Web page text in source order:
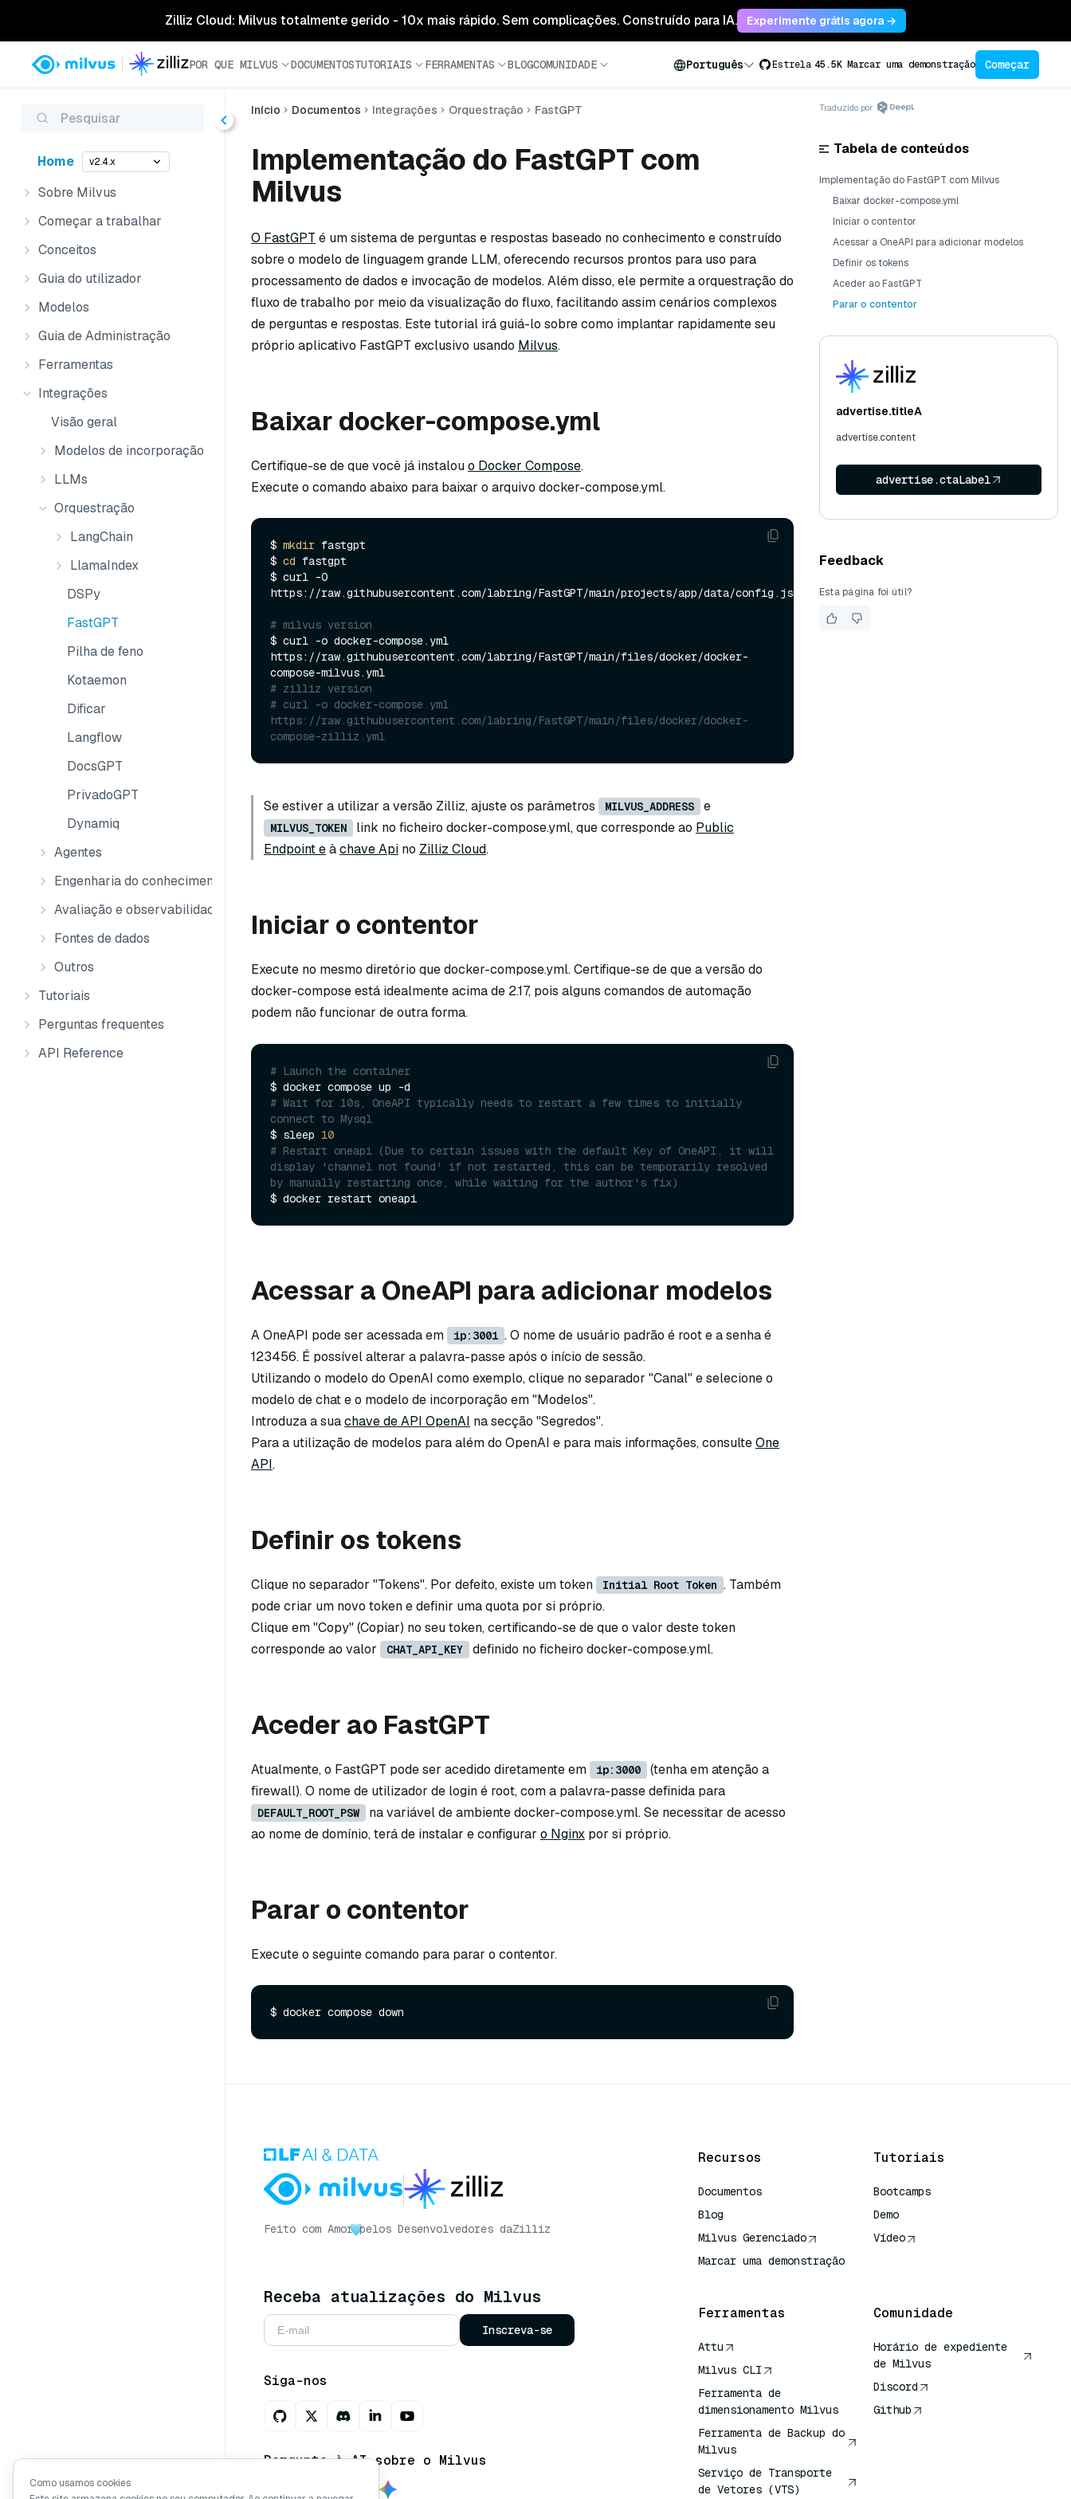
Zilliz Cloud: Milvus totalmente gerido - 10x mais rápido. Sem complicações. Construído para IA. Experimente grátis agora →
POR QUE MILVUS DOCUMENTOSTUTORIAIS FERRAMENTAS BLOGCOMUNIDADE Português Estrela 45.5K Marcar uma demonstração Começar
Pesquisar
Home v2.4.x
Sobre Milvus
Começar a trabalhar
Conceitos
Guia do utilizador
Modelos
Guia de Administração
Ferramentas
Integrações
Visão geral
Modelos de incorporação
LLMs
Orquestração
LangChain
LlamaIndex
DSPy
FastGPT
Pilha de feno
Kotaemon
Dificar
Langflow
DocsGPT
PrivadoGPT
Dynamiq
Agentes
Engenharia do conhecimento
Avaliação e observabilidade
Fontes de dados
Outros
Tutoriais
Perguntas frequentes
API Reference
Início Documentos Integrações Orquestração FastGPT
Implementação do FastGPT com
Milvus
O FastGPT é um sistema de perguntas e respostas baseado no conhecimento e construído
sobre o modelo de linguagem grande LLM, oferecendo recursos prontos para uso para
processamento de dados e invocação de modelos. Além disso, ele permite a orquestração do
fluxo de trabalho por meio da visualização do fluxo, facilitando assim cenários complexos
de perguntas e respostas. Este tutorial irá guiá-lo sobre como implantar rapidamente seu
próprio aplicativo FastGPT exclusivo usando Milvus.
Baixar docker-compose.yml
Certifique-se de que você já instalouo Docker Compose.
Execute o comando abaixo para baixar o arquivo docker-compose.yml.
$ mkdir fastgpt
$ cd fastgpt
$ curl -O
https://raw.githubusercontent.com/labring/FastGPT/main/projects/app/data/config.json
# milvus version
$ curl -o docker-compose.yml
https://raw.githubusercontent.com/labring/FastGPT/main/files/docker/docker-
# zilliz version
# curl -o docker-compose.yml
https://raw.githubusercontent.com/labring/FastGPT/main/files/docker/docker-
compose-zilliz.yml
Se estiver a utilizar a versão Zilliz, ajuste os parâmetros MILVUS_ADDRESS e
MILVUS_TOKEN link no ficheiro docker-compose.yml, que corresponde ao Public
Endpoint eàchave Apino Zilliz Cloud.
Iniciar o contentor
Execute no mesmo diretório que docker-compose.yml. Certifique-se de que a versão do
docker-compose está idealmente acima de 2.17, pois alguns comandos de automação
podem não funcionar de outra forma.
# Launch the container
# Wait for 10s, OneAPI typically needs to restart a few times to initially
connect to Mysql
$ sleep 10
# Restart oneapi (Due to certain issues with the default Key of OneAPI, it will
display 'channel not found' if not restarted, this can be temporarily resolved
by manually restarting once, while waiting for the author's fix)
Acessar a OneAPI para adicionar modelos
A OneAPI pode ser acessada em ip:3001 . O nome de usuário padrão é root e a senha é
123456. É possível alterar a palavra-passe após o início de sessão.
Utilizando o modelo do OpenAI como exemplo, clique no separador "Canal" e selecione o
modelo de chat e o modelo de incorporação em "Modelos".
Introduza a suachave de API OpenAI na secção "Segredos".
Para a utilização de modelos para além do OpenAI e para mais informações, consulteOne
API.
Definir os tokens
Clique no separador "Tokens". Por defeito, existe um token Initial Root Token . Também
pode criar um novo token e definir uma quota por si próprio.
Clique em "Copy" (Copiar) no seu token, certificando-se de que o valor deste token
corresponde ao valor
CHAT_API_KEY definido no ficheiro docker-compose.yml.
Aceder ao FastGPT
Atualmente, o FastGPT pode ser acedido diretamente em ip:3000
(tenha em atenção a
firewall). O nome de utilizador de login é root, com a palavra-passe definida para
DEFAULT_ROOT_PSW
na variável de ambiente docker-compose.yml. Se necessitar de acesso
ao nome de domínio, terá de instalar e configurar o Nginx por si próprio.
Parar o contentor
Execute o seguinte comando para parar o contentor.
Traduzido por
Tabela de conteúdos
Implementação do FastGPT com Milvus
Baixar docker-compose.yml
Iniciar o contentor
Acessar a OneAPI para adicionar modelos
Definir os tokens
Aceder ao FastGPT
Parar o contentor
advertise.titleA
advertise.content
advertise.ctaLabel
Feedback
Esta página foi útil?
Feito com Amor pelos Desenvolvedores daZilliz
Receba atualizações do Milvus
Inscreva-se
Siga-nos
Pergunte à AI sobre o Milvus
Recursos
Documentos
Blog
Milvus Gerenciado
Marcar uma demonstração
Tutoriais
Bootcamps
Demo
Vídeo
Ferramentas
Attu
Milvus CLI
Ferramenta de
dimensionamento Milvus
Ferramenta de Backup do
Milvus
Serviço de Transporte
de Vetores (VTS)
Comunidade
Horário de expediente
de Milvus
Discord
Github
Como usamos cookies